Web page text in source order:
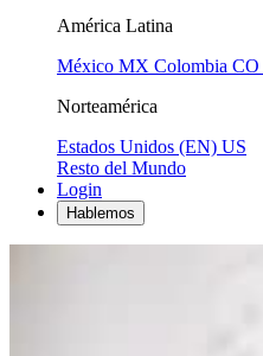
América Latina
México MX Colombia CO
Norteamérica
Estados Unidos (EN) US
Resto del Mundo
Login
Hablemos